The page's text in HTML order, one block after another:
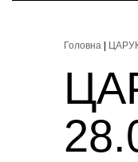
Головна